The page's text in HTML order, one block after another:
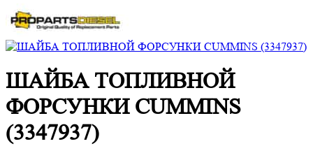
ШАЙБА ТОПЛИВНОЙ
ФОРСУНКИ CUMMINS
(3347937)